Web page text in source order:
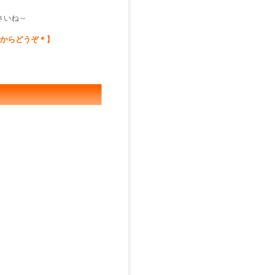
いね～
らどうぞ＊】